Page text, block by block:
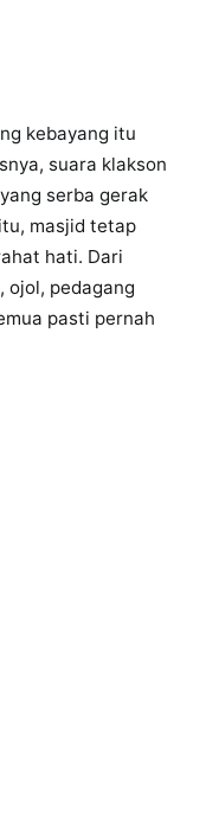
kebayang itu
suara klakson
serba gerak
masjid tetap
hati. Dari
ojol, pedagang
pasti pernah